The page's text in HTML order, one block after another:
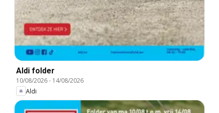
Aldi folder
10/08/2026- 14/08/2026
Aldi